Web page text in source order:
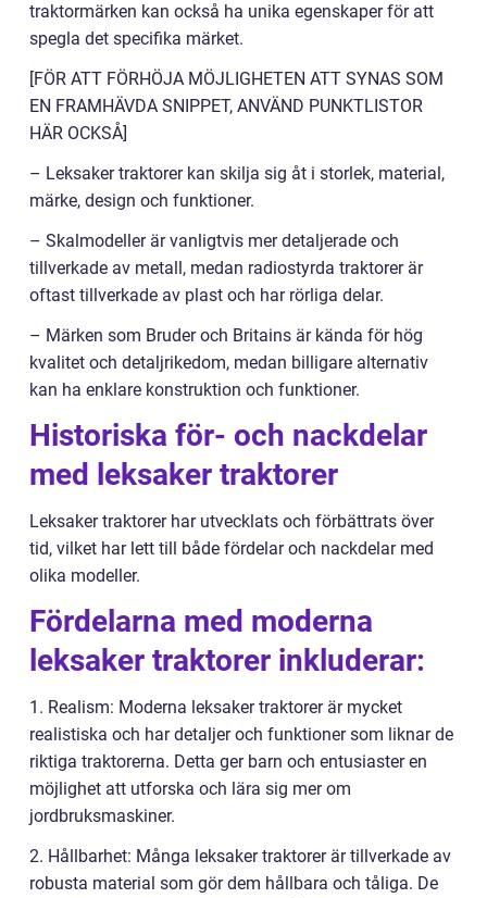
traktormärken kan också ha unika egenskaper för att
spegla det specifika märket.
[FÖR ATT FÖRHÖJA MÖJLIGHETEN ATT SYNAS SOM
EN FRAMHÄVDA SNIPPET, ANVÄND PUNKTLISTOR
HÄR OCKSÅ]
– Leksaker traktorer kan skilja sig åt i storlek, material,
märke, design och funktioner.
– Skalmodeller är vanligtvis mer detaljerade och
tillverkade av metall, medan radiostyrda traktorer är
oftast tillverkade av plast och har rörliga delar.
– Märken som Bruder och Britains är kända för hög
kvalitet och detaljrikedom, medan billigare alternativ
kan ha enklare konstruktion och funktioner.
Historiska för- och nackdelar
med leksaker traktorer
Leksaker traktorer har utvecklats och förbättrats över
tid, vilket har lett till både fördelar och nackdelar med
olika modeller.
Fördelarna med moderna
leksaker traktorer inkluderar:
1. Realism: Moderna leksaker traktorer är mycket
realistiska och har detaljer och funktioner som liknar de
riktiga traktorerna. Detta ger barn och entusiaster en
möjlighet att utforska och lära sig mer om
jordbruksmaskiner.
2. Hållbarhet: Många leksaker traktorer är tillverkade av
robusta material som gör dem hållbara och tåliga. De